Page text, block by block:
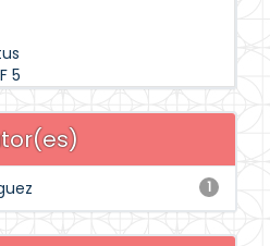
5
1